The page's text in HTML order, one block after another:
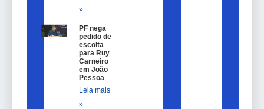
»
PF nega
pedido de
escolta
para Ruy
Carneiro
em João
Pessoa
Leia mais
»